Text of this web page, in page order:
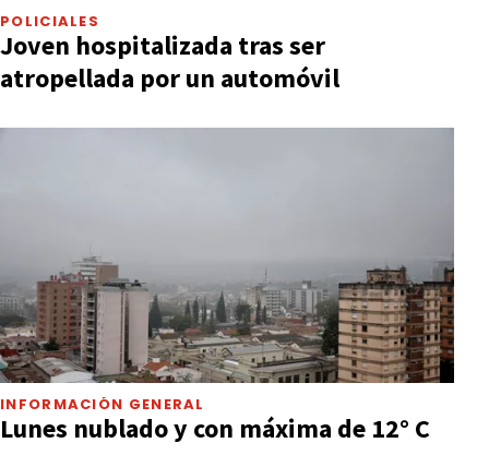
POLICIALES
Joven hospitalizada tras ser
atropellada por un automóvil
INFORMACIÓN GENERAL
Lunes nublado y con máxima de 12° C